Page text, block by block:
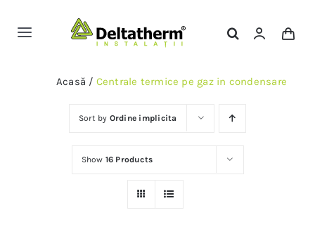
Toggle
Acasă / Centrale termice pe gaz in condensare
Sort by Ordine implicita
Show 16 Products